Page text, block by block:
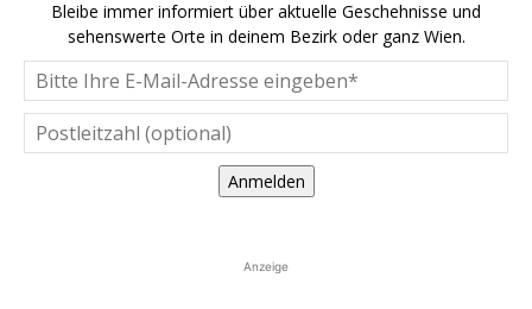
Bleibe immer informiert über aktuelle Geschehnisse und
sehenswerte Orte in deinem Bezirk oder ganz Wien.
Anmelden
Anzeige